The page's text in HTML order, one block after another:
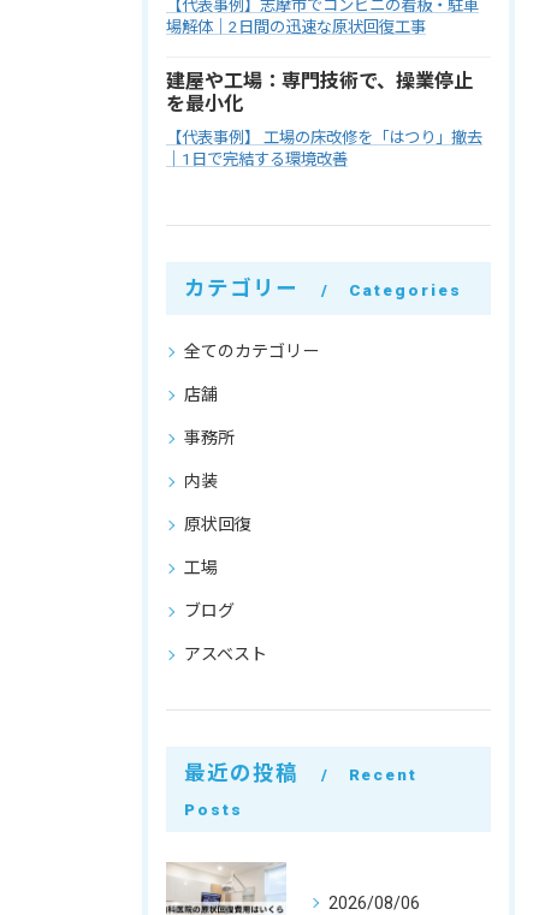
【代表事例】志摩市でコンビニの看板・駐車
場解体｜2日間の迅速な原状回復工事
建屋や工場：専門技術で、操業停止
を最小化
【代表事例】 工場の床改修を「はつり」撤去
｜1日で完結する環境改善
カテゴリー Categories
全てのカテゴリー
店舗
事務所
内装
原状回復
工場
ブログ
アスベスト
最近の投稿
Recent
Posts
2026/08/06